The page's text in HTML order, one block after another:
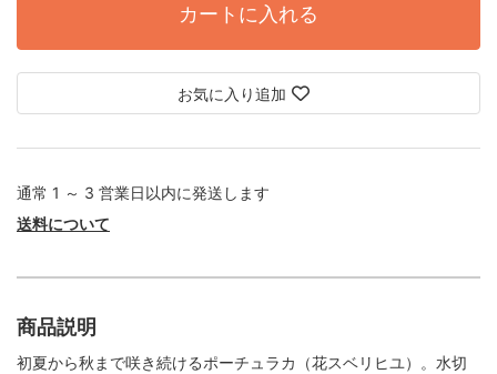
カートに入れる
お気に入り追加
通常 1 ～ 3 営業日以内に発送します
送料について
商品説明
初夏から秋まで咲き続けるポーチュラカ（花スベリヒユ）。水切